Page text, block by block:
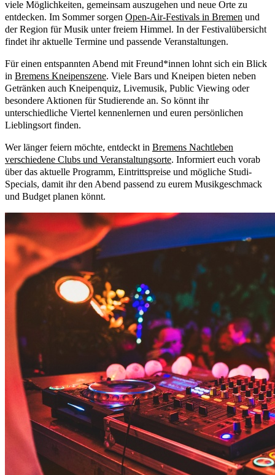
viele Möglichkeiten, gemeinsam auszugehen und neue Orte zu
entdecken. Im Sommer sorgen Open-Air-Festivals in Bremen und
der Region für Musik unter freiem Himmel. In der Festivalübersicht
findet ihr aktuelle Termine und passende Veranstaltungen.
Für einen entspannten Abend mit Freund*innen lohnt sich ein Blick
in Bremens Kneipenszene. Viele Bars und Kneipen bieten neben
Getränken auch Kneipenquiz, Livemusik, Public Viewing oder
besondere Aktionen für Studierende an. So könnt ihr
unterschiedliche Viertel kennenlernen und euren persönlichen
Lieblingsort finden.
Wer länger feiern möchte, entdeckt in Bremens Nachtleben
verschiedene Clubs und Veranstaltungsorte. Informiert euch vorab
über das aktuelle Programm, Eintrittspreise und mögliche Studi-
Specials, damit ihr den Abend passend zu eurem Musikgeschmack
und Budget planen könnt.